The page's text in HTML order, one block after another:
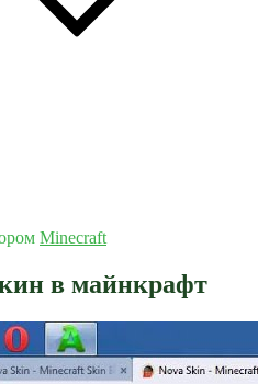
Minecraft
в майнкрафт